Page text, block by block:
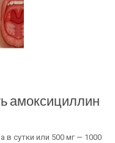
амоксициллин
в сутки или 500 мг — 1000